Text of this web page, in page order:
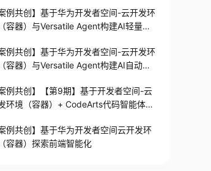
1
案例共创】基于华为开发者空间-云开发环
容器）与Versatile Agent构建AI轻量级
案例共创】基于华为开发者空间-云开发环
容器）与Versatile Agent构建AI自动评
案例共创】【第9期】基于开发者空间-云
环境（容器）+ CodeArts代码智能体完
案例共创】基于华为开发者空间云开发环
容器）探索前端智能化